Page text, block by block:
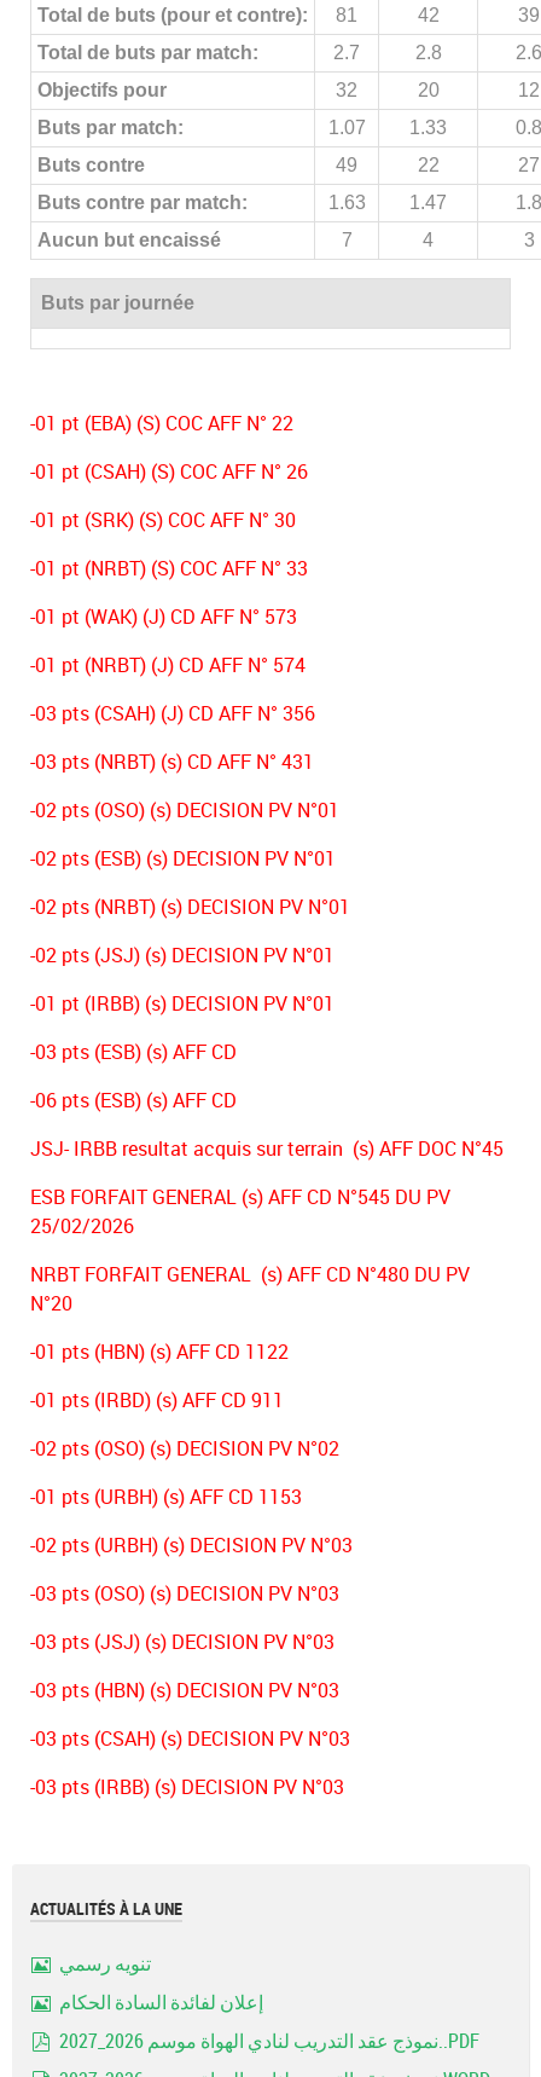
Total de buts (pour et contre):
81 42
39
Total de buts par match:
2.7 2.8
2.6
Objectifs pour
32 20
12
Buts par match:
1.07 1.33
0.8
Buts contre
49 22
27
Buts contre par match:
1.63 1.47
1.8
Aucun but encaissé
7 4 3
Buts par journée
-01 pt (EBA) (S) COC AFF N° 22
-01 pt (CSAH) (S) COC AFF N° 26
-01 pt (SRK) (S) COC AFF N° 30
-01 pt (NRBT) (S) COC AFF N° 33
-01 pt (WAK) (J) CD AFF N° 573
-01 pt (NRBT) (J) CD AFF N° 574
-03 pts (CSAH) (J) CD AFF N° 356
-03 pts (NRBT) (s) CD AFF N° 431
-02 pts (OSO) (s) DECISION PV N°01
-02 pts (ESB) (s) DECISION PV N°01
-02 pts (NRBT) (s) DECISION PV N°01
-02 pts (JSJ) (s) DECISION PV N°01
-01 pt (IRBB) (s) DECISION PV N°01
-03 pts (ESB) (s) AFF CD
-06 pts (ESB) (s) AFF CD
JSJ- IRBB resultat acquis sur terrain (s) AFF DOC N°45
ESB FORFAIT GENERAL (s) AFF CD N°545 DU PV
25/02/2026
NRBT FORFAIT GENERAL (s) AFF CD N°480 DU PV
N°20
-01 pts (HBN) (s) AFF CD 1122
-01 pts (IRBD) (s) AFF CD 911
-02 pts (OSO) (s) DECISION PV N°02
-01 pts (URBH) (s) AFF CD 1153
-02 pts (URBH) (s) DECISION PV N°03
-03 pts (OSO) (s) DECISION PV N°03
-03 pts (JSJ) (s) DECISION PV N°03
-03 pts (HBN) (s) DECISION PV N°03
-03 pts (CSAH) (s) DECISION PV N°03
-03 pts (IRBB) (s) DECISION PV N°03
ACTUALITÉS À LA UNE
تنويه رسمي
إعلان لفائدة السادة الحكام
نموذج عقد التدريب لنادي الهواة موسم 2026_2027..PDF